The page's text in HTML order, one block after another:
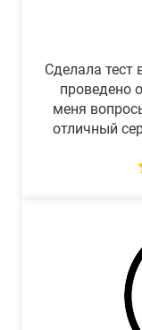
Сделала тест
проведено
меня
отличный